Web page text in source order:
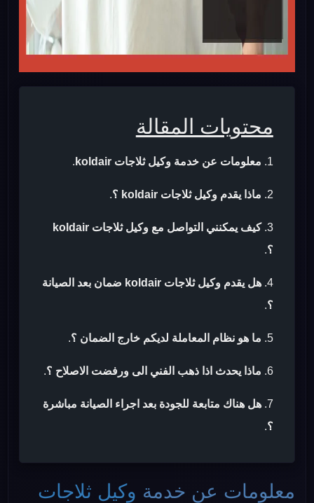
محتويات المقالة
معلومات عن خدمة وكيل ثلاجات koldair .
ماذا يقدم وكيل ثلاجات koldair ؟ .
كيف يمكنني التواصل مع وكيل ثلاجات koldair
؟.
هل يقدم وكيل ثلاجات koldair ضمان بعد الصيانة
؟.
ما هو نظام المعاملة لديكم خارج الضمان ؟.
ماذا يحدث اذا ذهب الفني الى ورفضت الاصلاح ؟.
هل هناك متابعة للجودة بعد اجراء الصيانة مباشرة
؟.
معلومات عن خدمة وكيل ثلاجات